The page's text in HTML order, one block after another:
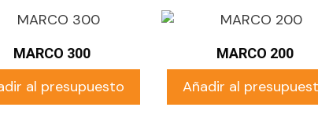
MARCO 300
al presupuesto
MARCO 200
Añadir al